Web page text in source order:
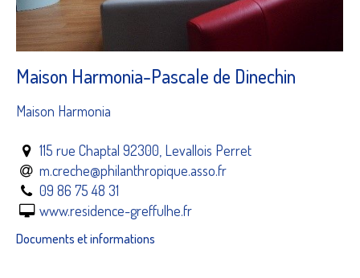
Maison Harmonia-Pascale de Dinechin
Maison Harmonia
115 rue Chaptal 92300, Levallois Perret
m.creche@philanthropique.asso.fr
09 86 75 48 31
www.residence-greffulhe.fr
Documents et informations